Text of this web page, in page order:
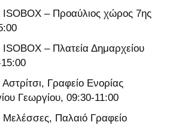
ISOBOX – Προαύλιος χώρος 7ης
ISOBOX – Πλατεία Δημαρχείου
Γραφείο Ενορίας
Γεωργίου, 09:30-11:00
Μελέσσες, Παλαιό Γραφείο